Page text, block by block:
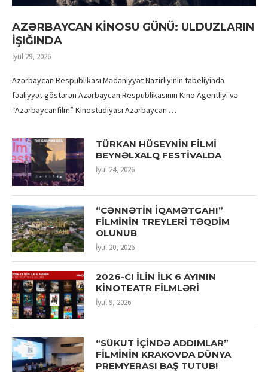
AZƏRBAYCAN KİNOSU GÜNÜ: ULDUZLARIN
İŞIĞINDA
İyul 29, 2026
Azərbaycan Respublikası Mədəniyyət Nazirliyinin tabeliyində
fəaliyyət göstərən Azərbaycan Respublikasının Kino Agentliyi və
“Azərbaycanfilm” Kinostudiyası Azərbaycan …
TÜRKAN HÜSEYNİN FİLMİ
BEYNƏLXALQ FESTİVALDA
İyul 24, 2026
“CƏNNƏTİN İQAMƏTGAHI”
FİLMİNİN TREYLERİ TƏQDİM
OLUNUB
İyul 20, 2026
2026-CI İLİN İLK 6 AYININ
KİNOTEATR FİLMLƏRİ
İyul 9, 2026
“SÜKUT İÇİNDƏ ADDIMLAR”
FİLMİNİN KRAKOVDA DÜNYA
PREMYERASI BAŞ TUTUB!